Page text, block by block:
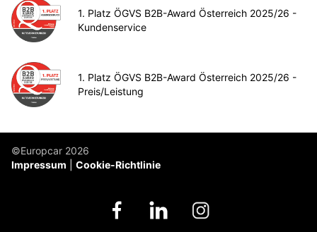
1. Platz ÖGVS B2B-Award Österreich 2025/26 -
Kundenservice
1. Platz ÖGVS B2B-Award Österreich 2025/26 -
Preis/Leistung
©Europcar 2026
Impressum
Cookie-Richtlinie